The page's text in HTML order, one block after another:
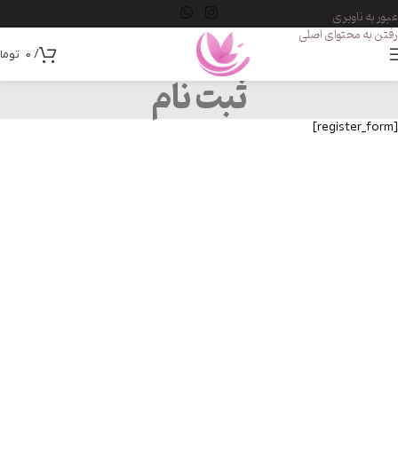
عبور به ناوبری
رفتن به محتوای اصلی
/
0
ثبت نام [register_form]